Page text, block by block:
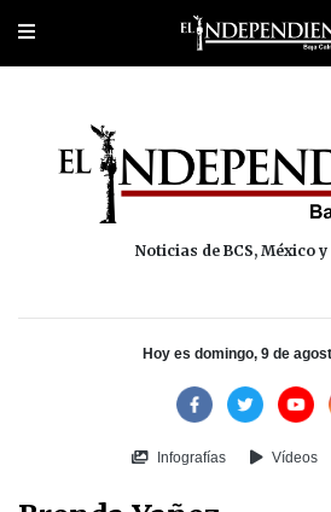
Portada Los Cabos
Noticias de BCS, México
Hoy es domingo, 9 de
Infografías Vídeos